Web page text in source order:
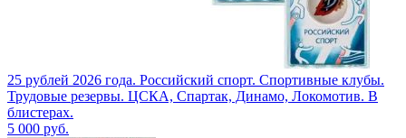
25 рублей 2026 года. Российский спорт. Спортивные клубы.
Трудовые резервы. ЦСКА, Спартак, Динамо, Локомотив. В
блистерах.
5 000 руб.